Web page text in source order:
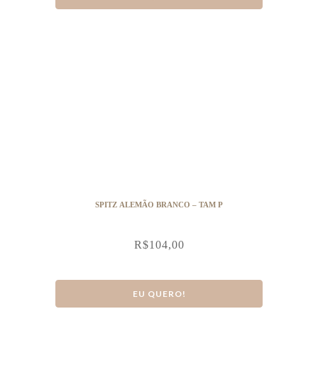
SPITZ ALEMÃO BRANCO – TAM P
R$104,00
EU QUERO!